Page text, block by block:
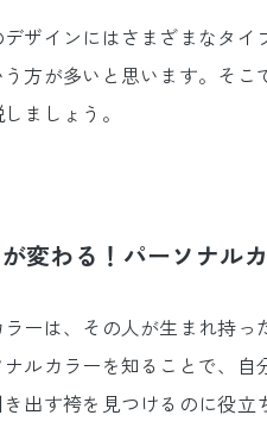
ザインにはさまざまなタ
方が多いと思います。そ
ましょう。
変わる！パーソナル
ーは、その人が生まれ持
ルカラーを知ることで、
出す袴を見つけるのに役立